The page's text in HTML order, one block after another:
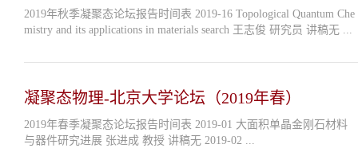
2019年秋季凝聚态论坛报告时间表 2019-16 Topological Quantum Che
mistry and its applications in materials search 王志俊 研究员 讲稿无 ...
凝聚态物理-北京大学论坛（2019年春）
2019年春季凝聚态论坛报告时间表 2019-01 大面积单晶金刚石材料
与器件研究进展 张进成 教授 讲稿无 2019-02 ...